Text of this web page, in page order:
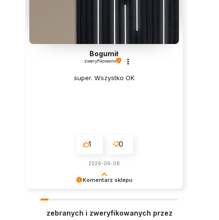
Komentarz sklepu
Bogumił
zweryfikowano
super. Wszystko OK
1 0
2026-06-08
zebranych i zweryfikowanych przez